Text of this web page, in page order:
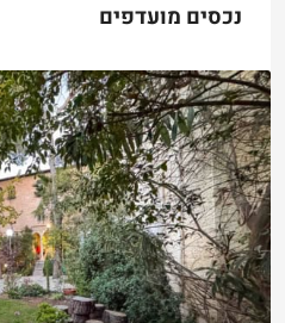
נכסים מועדפים